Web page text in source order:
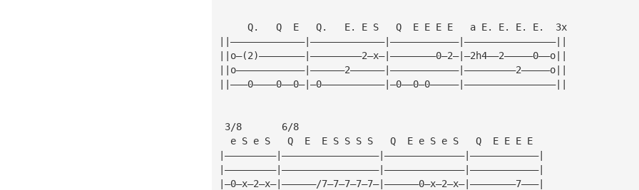
     Q.   Q  E   Q.   E. E S   Q  E E E E   a E. E. E. E.  3x
||—————————————|—————————————|————————————|————————————————||
||o—(2)————————|—————————2—x—|————————0—2—|—2h4——2—————0——o||
||o————————————|——————2——————|————————————|—————————2—————o||
||———0————0——0—|—0———————————|—0——0—0—————|————————————————||
3/8       6/8
  e S e S   Q  E  E S S S S   Q  E e S e S   Q  E E E E
|—————————|—————————————————|——————————————|————————————|
|—————————|—————————————————|——————————————|————————————|
|—0—x—2—x—|——————/7—7—7—7—7—|——————0—x—2—x—|————————7———|